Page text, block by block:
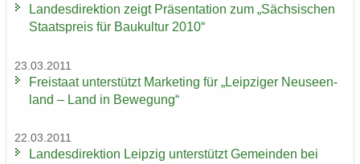
Lan­des­di­rek­ti­on zeigt Prä­sen­ta­ti­on zum „Säch­si­schen
Staats­preis für Bau­kul­tur 2010“
23.03.2011
Frei­staat un­ter­stützt Mar­ke­ting für „Leip­zi­ger Neu­seen­
land – Land in Be­we­gung“
22.03.2011
Lan­des­di­rek­ti­on Leip­zig un­ter­stützt Ge­mein­den bei